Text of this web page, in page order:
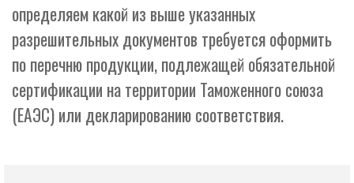
определяем какой из выше указанных
разрешительных документов требуется оформить
по перечню продукции, подлежащей обязательной
сертификации на территории Таможенного союза
(ЕАЭС) или декларированию соответствия.